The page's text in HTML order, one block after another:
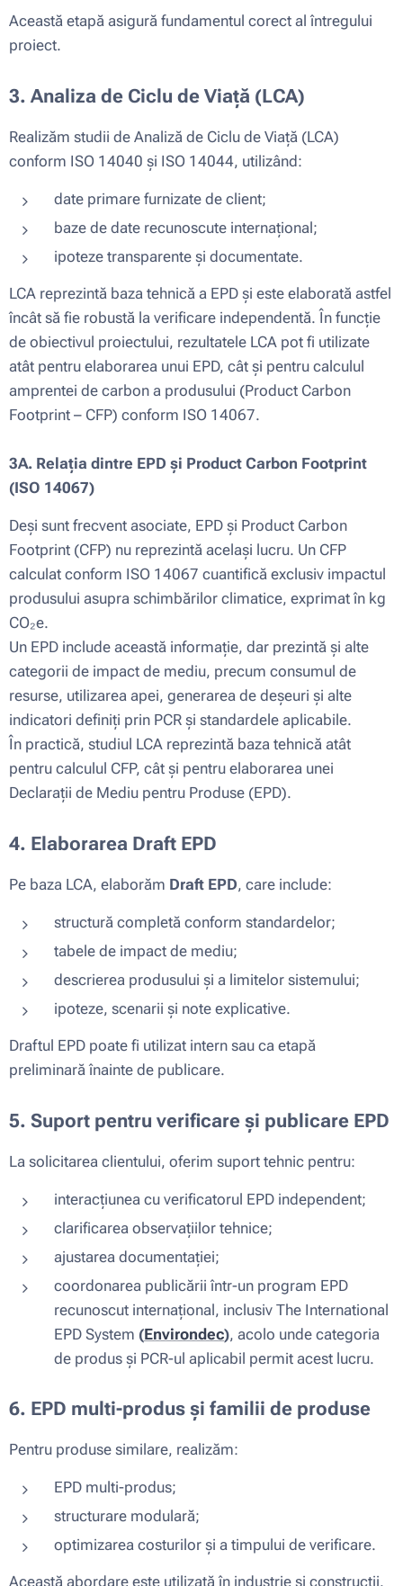
Această etapă asigură fundamentul corect al întregului
proiect.
3. Analiza de Ciclu de Viață (LCA)
Realizăm studii de Analiză de Ciclu de Viață (LCA)
conform ISO 14040 și ISO 14044, utilizând:
date primare furnizate de client;
baze de date recunoscute internațional;
ipoteze transparente și documentate.
LCA reprezintă baza tehnică a EPD și este elaborată astfel
încât să fie robustă la verificare independentă. În funcție
de obiectivul proiectului, rezultatele LCA pot fi utilizate
atât pentru elaborarea unui EPD, cât și pentru calculul
amprentei de carbon a produsului (Product Carbon
Footprint – CFP) conform ISO 14067.
3A. Relația dintre EPD și Product Carbon Footprint
(ISO 14067)
Deși sunt frecvent asociate, EPD și Product Carbon
Footprint (CFP) nu reprezintă același lucru. Un CFP
calculat conform ISO 14067 cuantifică exclusiv impactul
produsului asupra schimbărilor climatice, exprimat în kg
CO₂e.
Un EPD include această informație, dar prezintă și alte
categorii de impact de mediu, precum consumul de
resurse, utilizarea apei, generarea de deșeuri și alte
indicatori definiți prin PCR și standardele aplicabile.
În practică, studiul LCA reprezintă baza tehnică atât
pentru calculul CFP, cât și pentru elaborarea unei
Declarații de Mediu pentru Produse (EPD).
4. Elaborarea Draft EPD
Pe baza LCA, elaborăm Draft EPD, care include:
structură completă conform standardelor;
tabele de impact de mediu;
descrierea produsului și a limitelor sistemului;
ipoteze, scenarii și note explicative.
Draftul EPD poate fi utilizat intern sau ca etapă
preliminară înainte de publicare.
5. Suport pentru verificare și publicare EPD
La solicitarea clientului, oferim suport tehnic pentru:
interacțiunea cu verificatorul EPD independent;
clarificarea observațiilor tehnice;
ajustarea documentației;
coordonarea publicării într-un program EPD
recunoscut internațional, inclusiv The International
EPD System (Environdec), acolo unde categoria
de produs și PCR-ul aplicabil permit acest lucru.
6. EPD multi-produs și familii de produse
Pentru produse similare, realizăm:
EPD multi-produs;
structurare modulară;
optimizarea costurilor și a timpului de verificare.
Această abordare este utilizată în industrie și construcții.